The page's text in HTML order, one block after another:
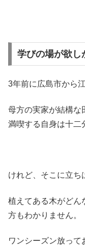
学びの場が欲し
3年前に広島市から
母方の実家が結構な
満喫する自身は十二
けれど、そこに立ち
植えてある木がどん
方もわかりません。
ワンシーズン放って